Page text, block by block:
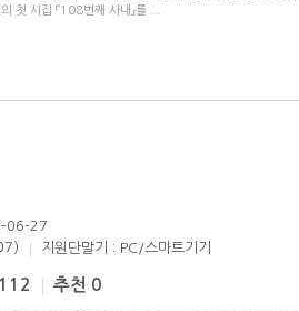
첫 시집 『108번째 사내』를
06-27
지원단말기 : PC/스마트기기
추천 0